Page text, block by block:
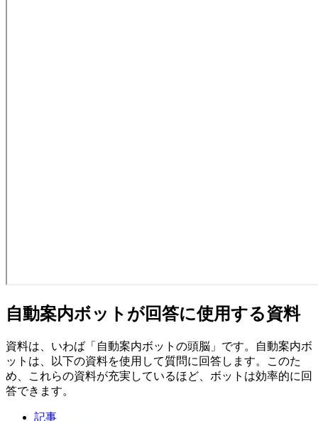
自動案内ボットが回答に使用する資料
資料は、いわば「自動案内ボットの頭脳」です。自動案内ボ
ットは、以下の資料を使用して質問に回答します。このた
め、これらの資料が充実しているほど、ボットは効率的に回
答できます。
記事